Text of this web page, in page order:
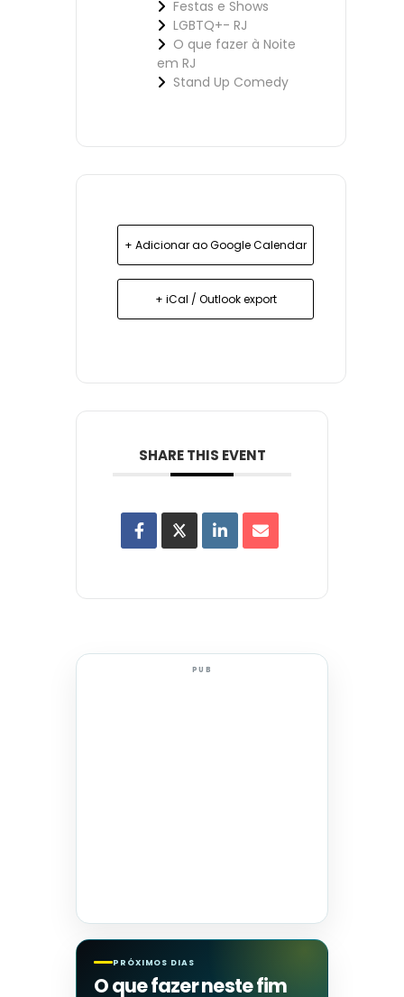
Festas e Shows
LGBTQ+- RJ
O que fazer à Noite
em RJ
Stand Up Comedy
+ Adicionar ao Google Calendar
+ iCal / Outlook export
SHARE THIS EVENT
PUB
PRÓXIMOS DIAS
O que fazer neste fim